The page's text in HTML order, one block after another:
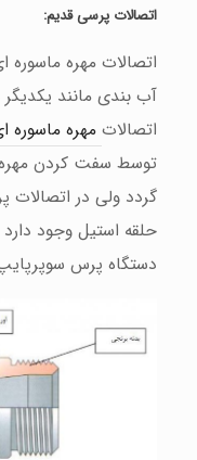
اتصالات پرسی قدیم:
اتصالات مهره
آب بندی مانند
اتصالاتمهره ماسوره
توسط سفت كردن
گردد ولی در
حلقه استیل وجود
دستگاه پرس